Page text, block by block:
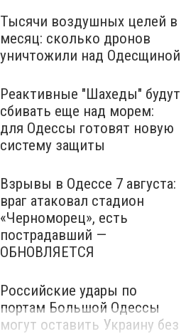
Тысячи воздушных целей в
месяц: сколько дронов
уничтожили над Одесщиной
Реактивные "Шахеды" будут
сбивать еще над морем:
для Одессы готовят новую
систему защиты
Взрывы в Одессе 7 августа:
враг атаковал стадион
«Черноморец», есть
пострадавший —
ОБНОВЛЯЕТСЯ
Российские удары по
портам Большой Одессы
могут оставить Украину без